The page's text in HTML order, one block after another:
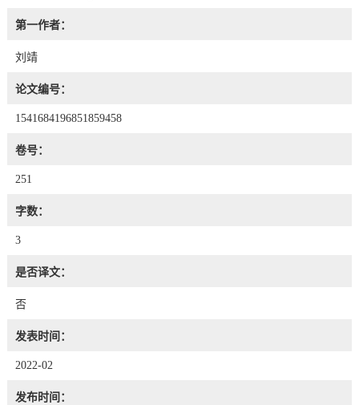
第一作者：
刘靖
论文编号：
1541684196851859458
卷号：
251
字数：
3
是否译文：
否
发表时间：
2022-02
发布时间：